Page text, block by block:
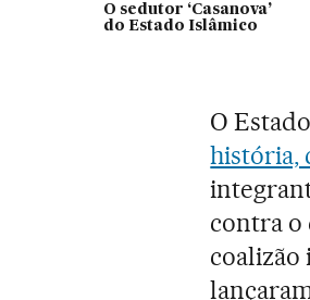
O sedutor ‘Casanova’
do Estado Islâmico
O
história,
contra o
coalizão